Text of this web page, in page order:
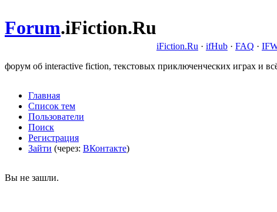
Forum.iFiction.Ru
iFiction.Ru · ifHub · FAQ ·
форум об interactive fiction, текстовых приключенческих играх и
Главная
Список тем
Пользователи
Поиск
Регистрация
Зайти (через: ВКонтакте)
Вы не зашли.